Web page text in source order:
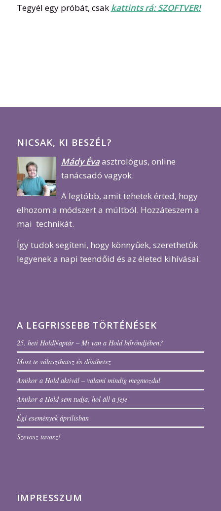
Tegyél egy próbát, csak kattints rá: SZOFTVER!
NICSAK, KI BESZÉL?
Mády Évaasztrológus, online
tanácsadó vagyok.
A legtöbb, amit tehetek érted, hogy
elhozom a módszert a múltból. Hozzáteszem a
mai technikát.
Így tudok segíteni, hogy könnyűek, szerethetők
legyenek a napi teendőid és az életed kihívásai.
A LEGFRISSEBB TÖRTÉNÉSEK
25. heti HoldNaptár – Mi van a Hold bőröndjében?
Most te választhatsz és dönthetsz
Amikor a Hold aktivál – valami mindig megmozdul
Amikor a Hold sem tudja, hol áll a feje
Égi események áprilisban
Szevasz tavasz!
IMPRESSZUM